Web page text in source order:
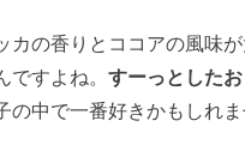
カの香りとココアの風味
ですよね。すーっとした
の中で一番好きかもしれま